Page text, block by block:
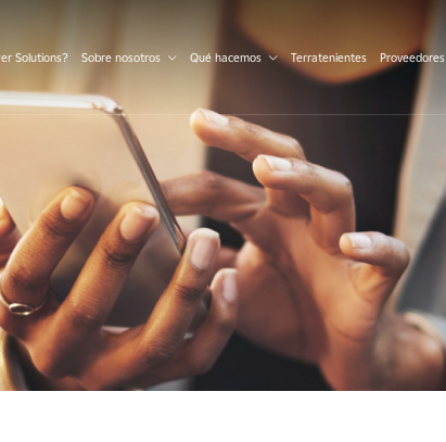
Solutions? Sobre nosotros Qué hacemos Terratenientes Proveedores